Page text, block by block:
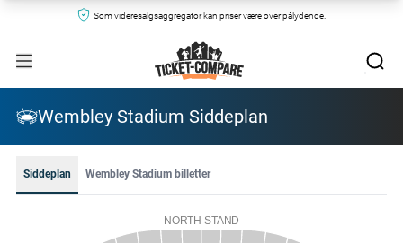
Som videresalgsaggregator kan priser være over pålydende.
Wembley Stadium Siddeplan
Siddeplan Wembley Stadium billetter
NORTH STAND